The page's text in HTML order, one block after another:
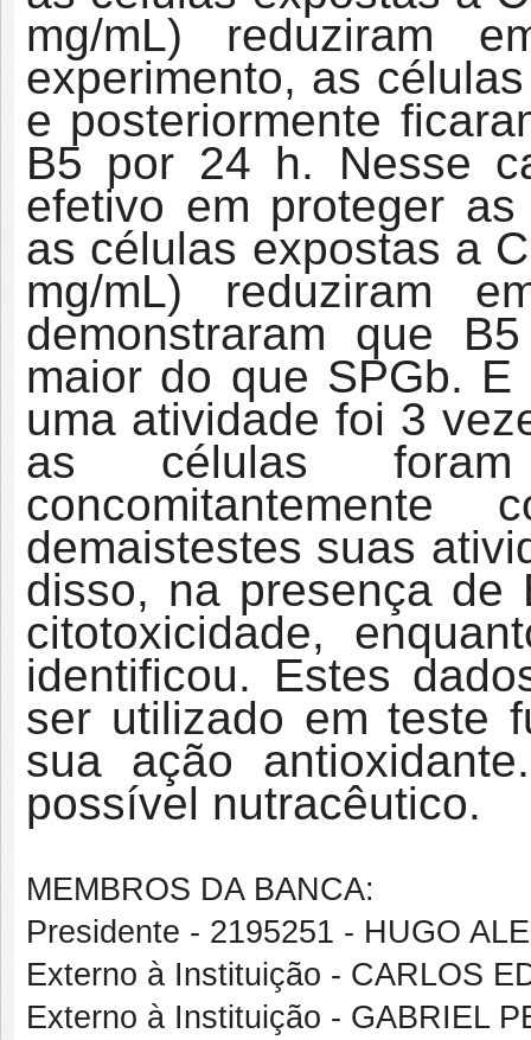
mg/mL) reduziram
experimento, as
e posteriormente
B5 por 24 h. Nesse
efetivo em proteger
as células expostas a
mg/mL) reduziram
demonstraram que
maior do que SPGb.
uma atividade foi 3
as células
demaistestes suas
disso, na presença de
citotoxicidade,
identificou. Estes
ser utilizado em teste
sua ação
possível nutracêutico.
MEMBROS DA BANCA:
Presidente - 2195251 - HUGO
Externo à Instituição - CARLOS
Externo à Instituição - GABRIEL